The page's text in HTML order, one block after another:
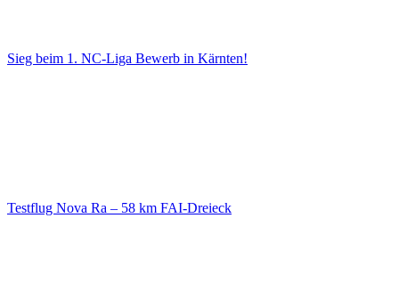
Sieg beim 1. NC-Liga Bewerb in Kärnten!
Testflug Nova Ra – 58 km FAI-Dreieck